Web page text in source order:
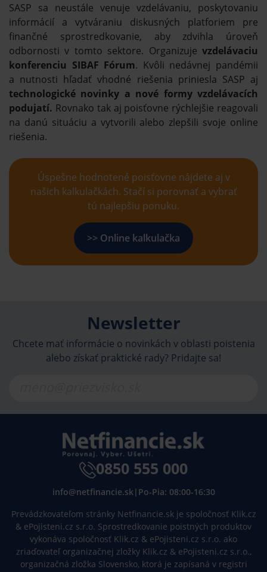
SASP sa neustále venuje vzdelávaniu, poskytovaniu
informácií a vytváraniu diskusných platforiem pre
finančné sprostredkovanie, aby zdvihla úroveň
odbornosti v tomto sektore. Organizuje vzdelávaciu
konferenciu SIBAF Fórum. Kvôli nedávnej pandémii
a nutnosti hľadať vhodné riešenia priniesla SASP aj
technologické novinky a nové formy vzdelávacích
podujatí. Rovnako tak aj poisťovne rýchlejšie reagovali
na danú situáciu a vytvorili alebo zlepšili svoje online
riešenia.
Úspešne hodnotené poisťovne nájdete aj v
našich kalkulačkách. Stačí si porovnať a vybrať
tú najlepšiu ponuku.
>> Online kalkulačka
Newsletter
Chcete mať informácie o novinkách v oblasti poistenia
alebo získať praktické rady? Pridajte sa!
0850 555 000
info@netfinancie.sk| Po-Pia: 08:00-16:30
Prevádzkovateľom stránky Netfinancie.sk je spoločnosť Klik.cz
& ePojisteni.cz s.r.o. Sprostredkovanie poistných produktov
vykonáva spoločnosť Klik.cz & ePojisteni.cz s.r.o. ako
zriaďovateľ organizačnej zložky Klik.cz & ePojisteni.cz s.r.o.,
organizačná zložka Slovensko, ktorá je zapísaná v registri